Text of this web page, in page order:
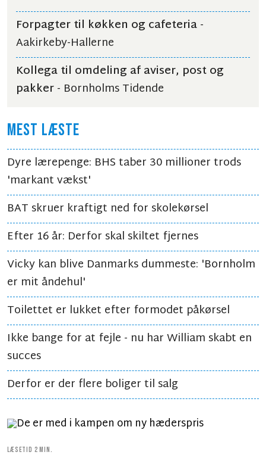
Forpagter til køkken og cafeteria-
Aakirkeby-Hallerne
Kollega til omdeling af aviser, post og
pakker- Bornholms Tidende
MEST LÆSTE
Dyre lærepenge: BHS taber 30 millioner trods
'markant vækst'
BAT skruer kraftigt ned for skolekørsel
Efter 16 år: Derfor skal skiltet fjernes
Vicky kan blive Danmarks dummeste: 'Bornholm
er mit åndehul'
Toilettet er lukket efter formodet påkørsel
Ikke bange for at fejle - nu har William skabt en
succes
Derfor er der flere boliger til salg
LÆSETID 2 MIN.